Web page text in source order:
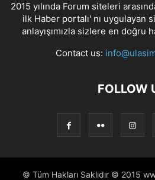
2015 yılında Forum siteleri
ilk Haber portalı' nı uygulayan
anlayışımızla sizlere en doğru
Contact us:
FOLLOW
© Tüm Hakları Saklıdır © 2015